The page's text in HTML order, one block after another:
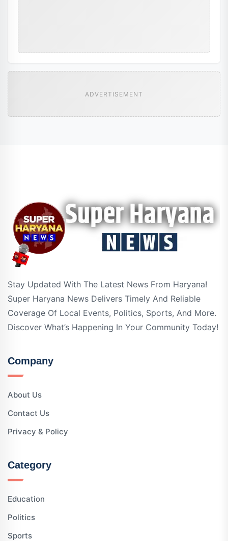
ADVERTISEMENT
Stay Updated With The Latest News From Haryana!
Super Haryana News Delivers Timely And Reliable
Coverage Of Local Events, Politics, Sports, And More.
Discover What’s Happening In Your Community Today!
Company
About Us
Contact Us
Privacy & Policy
Category
Education
Politics
Sports